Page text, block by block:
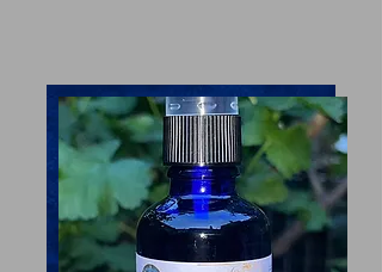
d’exorcisme.